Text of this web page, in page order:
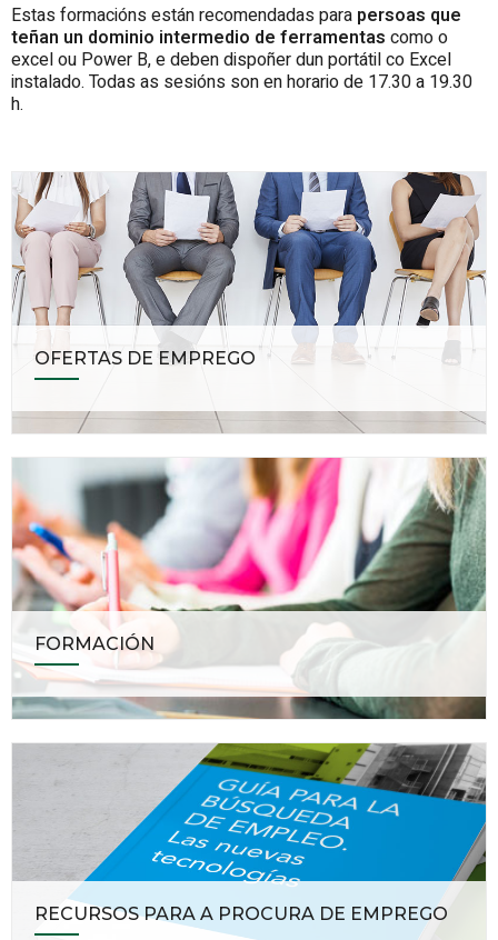
Estas formacións están recomendadas para persoas que
teñan un dominio intermedio de ferramentas como o
excel ou Power B, e deben dispoñer dun portátil co Excel
instalado. Todas as sesións son en horario de 17.30 a 19.30
h.
OFERTAS DE EMPREGO
FORMACIÓN
RECURSOS PARA A PROCURA DE EMPREGO